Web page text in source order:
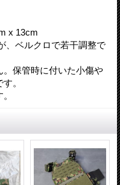
x 13cm
、ベルクロで若干調整で
保管時に付いた小傷や
。